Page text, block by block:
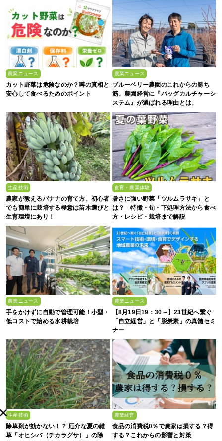
農業ニュース
カット野菜は危険なのか？噂の真相と
安心して食べるためのポイント
農業ニュース
ブルーベリー農園のこれからの勝ち
筋。農園経営に『バッグカルチャーシ
ステム』が選ばれる理由とは。
生産技術
農家が教えるバナナの育て方。初心者
でも簡単に栽培する極意は苗木選びと
生育環境にあり！
食育・農業体験
暑さに強い野菜「ツルムラサキ」と
は？ 特徴・旬・下処理方法から食べ
方・レシピ・栽培まで解説
農業ニュース
手をかけずに自動で管理可能！小型・
低コストで始める水耕栽培
農業ニュース
【8月19日19：30～】23世紀へ繋ぐ
「自立経営」と「脱炭素」の真髄セミ
ナー
生産技術
除草剤が効かない！？ 厄介な夏の雑
草「オヒシバ（チカラグサ）」の除
農業経営
食品の消費税0％で農家は損する？得
する？これからの影響と対策